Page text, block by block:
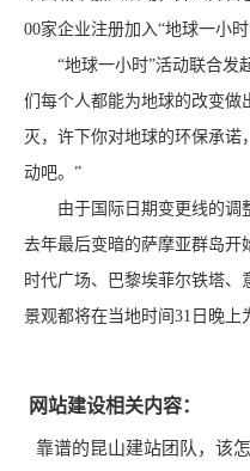
00家企业注册加入“地球一小时
“地球一小时”活动联合发
们每个人都能为地球的改变做
灭，许下你对地球的环保承
动吧。”
由于国际日期变更线的调整
去年最后变暗的萨摩亚群岛开
时代广场、巴黎埃菲尔铁塔、
景观都将在当地时间31日晚上
网站建设相关内容：
靠谱的昆山建站团队，该怎